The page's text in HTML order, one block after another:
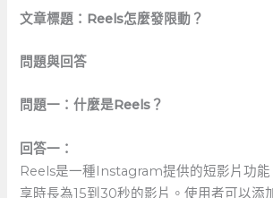
文章標題：Reels怎麼發限動？
問題與回答
問題一：什麼是Reels？
回答一：
Reels是一種Instagram提供的短影片功能
享時長為15到30秒的影片。使用者可以添